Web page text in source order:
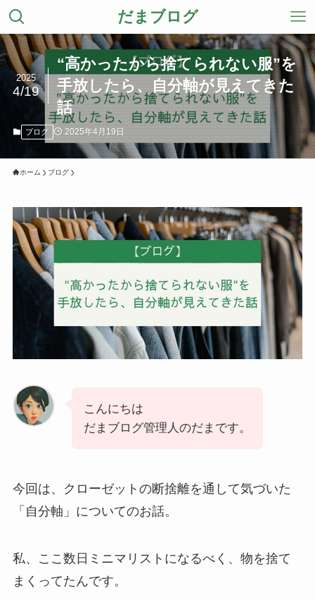
だまブログ
“高かったから捨てられない服”を
手放したら、自分軸が見えてきた
話
2025
4/19
ブログ 2025年4月19日
ホーム ブログ
こんにちは
だまブログ管理人のだまです。
今回は、クローゼットの断捨離を通して気づいた
「自分軸」についてのお話。
私、ここ数日ミニマリストになるべく、物を捨て
まくってたんです。